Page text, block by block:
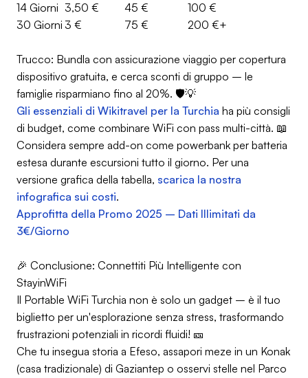
14 Giorni 3,50 € 45 €
100 €
30 Giorni 3 € 75 € 200 €+
Trucco: Bundla con assicurazione viaggio per copertura
dispositivo gratuita, e cerca sconti di gruppo – le
famiglie risparmiano fino al 20%. 🛡️💡
Gli essenziali di Wikitravel per la Turchia ha più consigli
di budget, come combinare WiFi con pass multi-città. 📖
Considera sempre add-on come powerbank per batteria
estesa durante escursioni tutto il giorno. Per una
versione grafica della tabella, scarica la nostra
infografica sui costi.
Approfitta della Promo 2025 – Dati Illimitati da
3€/Giorno
🎉 Conclusione: Connettiti Più Intelligente con
StayinWiFi
Il Portable WiFi Turchia non è solo un gadget – è il tuo
biglietto per un'esplorazione senza stress, trasformando
frustrazioni potenziali in ricordi fluidi! 🎫
Che tu insegua storia a Efeso, assapori meze in un Konak
(casa tradizionale) di Gaziantep o osservi stelle nel Parco